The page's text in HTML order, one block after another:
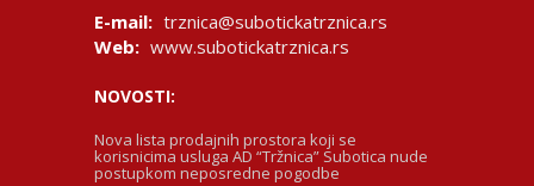
E-mail: trznica@subotickatrznica.rs
Web: www.subotickatrznica.rs
NOVOSTI:
Nova lista prodajnih prostora koji se
korisnicima usluga AD “Tržnica” Subotica nude
postupkom neposredne pogodbe